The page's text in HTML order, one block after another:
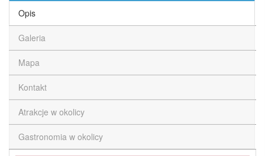
Opis
Galeria
Mapa
Kontakt
Atrakcje w okolicy
Gastronomia w okolicy